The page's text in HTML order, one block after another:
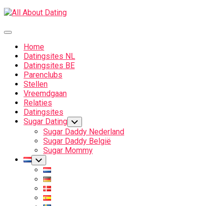
Skip
content
Expand
Home
Datingsites NL
Datingsites BE
Parenclubs
Stellen
Vreemdgaan
Relaties
Datingsites
Sugar Dating Toggle
Child
Menu
Sugar Daddy Nederland
Sugar Daddy België
Sugar Mommy
Current
Page
Parent
Toggle
Child
Menu